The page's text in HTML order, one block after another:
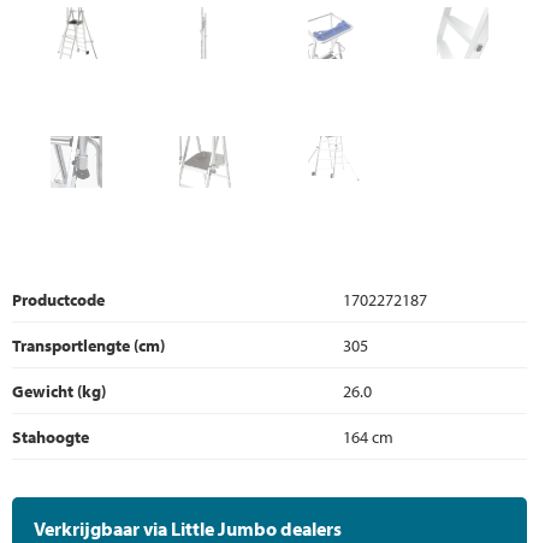
Productcode
1702272187
Transportlengte (cm)
305
Gewicht (kg)
26.0
Stahoogte
164 cm
Verkrijgbaar via Little Jumbo dealers